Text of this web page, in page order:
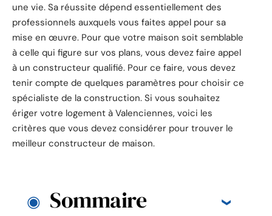
une vie. Sa réussite dépend essentiellement des
professionnels auxquels vous faites appel pour sa
mise en œuvre. Pour que votre maison soit semblable
à celle qui figure sur vos plans, vous devez faire appel
à un constructeur qualifié. Pour ce faire, vous devez
tenir compte de quelques paramètres pour choisir ce
spécialiste de la construction. Si vous souhaitez
ériger votre logement à Valenciennes, voici les
critères que vous devez considérer pour trouver le
meilleur constructeur de maison.
Sommaire